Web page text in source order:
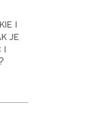
i
je
i